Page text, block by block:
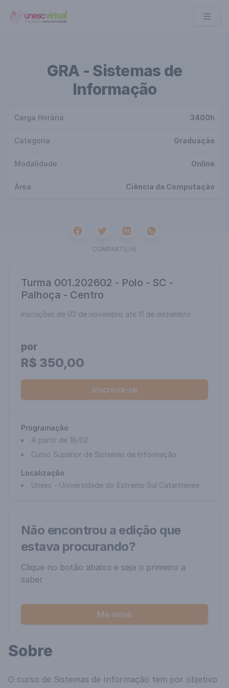
UNESC VIRTUAL
GRA - Sistemas de
Informação
Carga Horária 3400h
Categoria Graduação
Modalidade Online
Área Ciência da Computação
FacebookTwitterLinkedinWhatsapp
COMPARTILHE
Turma 001.202602 - Polo - SC -
Palhoça - Centro
Inscrições de 03 de novembro até 11 de dezembro
por
R$ 350,00
Inscreva-se
Programação
A partir de 18/02
Curso Superior de Sistemas de Informação
Localização
Unesc - Universidade do Extremo Sul Catarinense
Não encontrou a edição que
estava procurando?
Clique no botão abaixo e seja o primeiro a
saber
Me avise
Sobre
O curso de Sistemas de Informação tem por objetivo